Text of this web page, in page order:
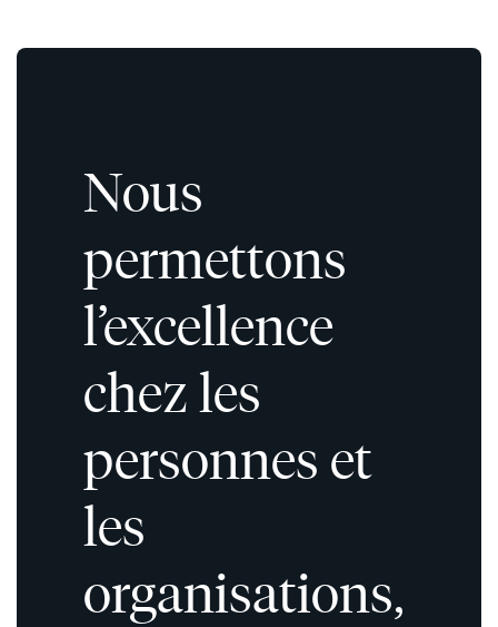
Nous
permettons
l’excellence
chez les
personnes et
les
organisations,